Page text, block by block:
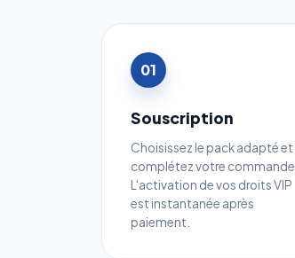
01
Souscription
Choisissez le pack adapté et
complétez votre commande.
L'activation de vos droits VIP
est instantanée après
paiement.